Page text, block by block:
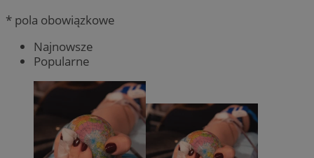
* pola obowiązkowe
Najnowsze
Popularne